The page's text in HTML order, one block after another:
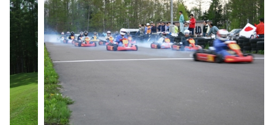
心よりお待ちしております。
自治体ホームページはこちら（外部サイト）
外部サイトへ遷移します。
個人情報の保護は遷移先サイトの方針に従います。